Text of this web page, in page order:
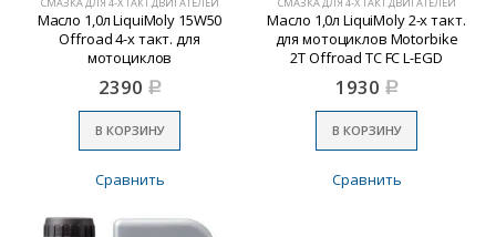
Масло 1,0л LiquiMoly 15W50
Offroad 4-х такт. для
мотоциклов
2390 Р
В КОРЗИНУ
Сравнить
Масло 1,0л LiquiMoly 2-х такт.
для мотоциклов Motorbike
2T Offroad TC FC L-EGD
1930 Р
В КОРЗИНУ
Сравнить